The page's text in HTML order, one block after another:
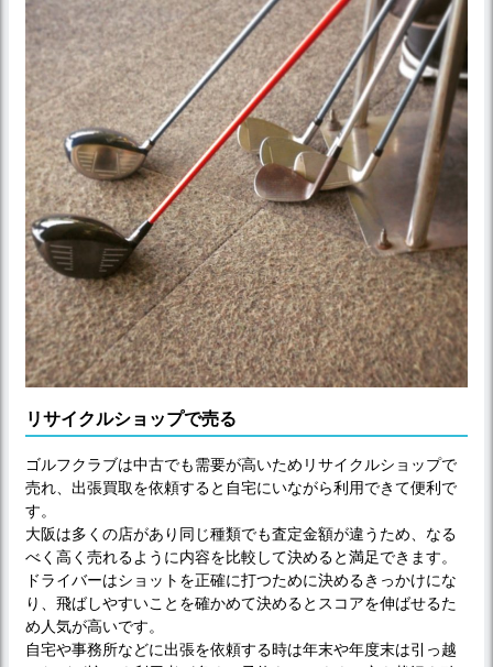
リサイクルショップで売る
ゴルフクラブは中古でも需要が高いためリサイクルショップで
売れ、出張買取を依頼すると自宅にいながら利用できて便利で
す。
大阪は多くの店があり同じ種類でも査定金額が違うため、なる
べく高く売れるように内容を比較して決めると満足できます。
ドライバーはショットを正確に打つために決めるきっかけにな
り、飛ばしやすいことを確かめて決めるとスコアを伸ばせるた
め人気が高いです。
自宅や事務所などに出張を依頼する時は年末や年度末は引っ越